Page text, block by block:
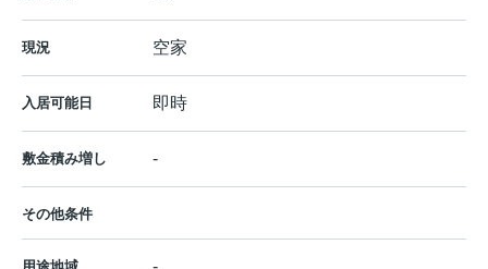
現況 空家
入居可能日 即時
敷金積み増し -
その他条件